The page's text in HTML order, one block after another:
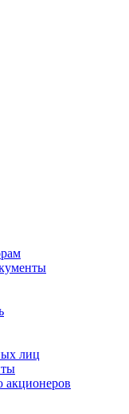
лиц
акционеров